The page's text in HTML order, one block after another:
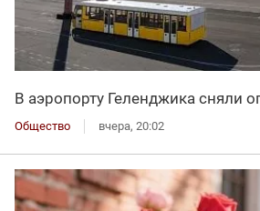
В аэропорту Геленджика сняли
Общество вчера, 20:02